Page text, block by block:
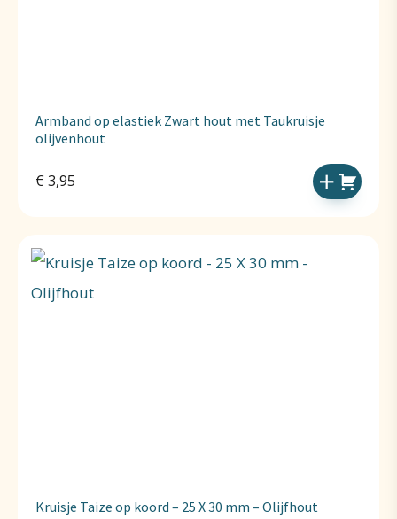
Armband op elastiek Zwart hout met Taukruisje
olijvenhout
€ 3,95
Kruisje Taize op koord – 25 X 30 mm – Olijfhout